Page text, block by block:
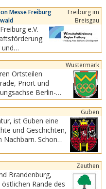
Frankreich
mehrsprachigen...
Messe Freiburg
Freiburg im
Breisgau
e.V.
mit Sitz
Freiburg
Wustermark
Ortsteilen
Berlin-
gute
Potsdam,
Guben
eine
und Geschichten,
Schon
Zeuthen
Brandenburg,
Rande des